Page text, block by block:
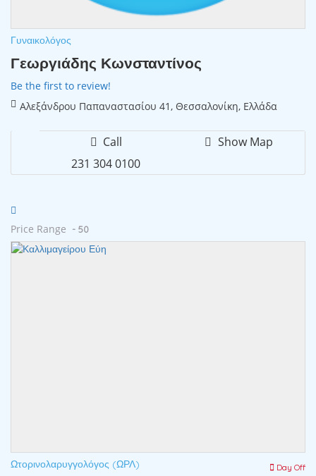
Γυναικολόγος
Γεωργιάδης Κωνσταντίνος
Be the first to review!
Αλεξάνδρου Παπαναστασίου 41, Θεσσαλονίκη, Ελλάδα
Call
231 304 0100
Show Map
Price Range - 50
Ωτορινολαρυγγολόγος (ΩΡΛ) Day Off